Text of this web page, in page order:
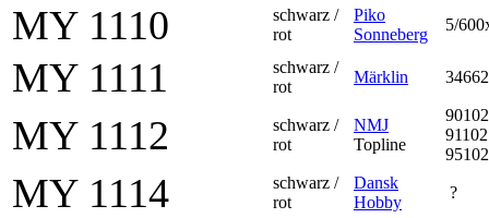
MY 1110
schwarz /
rot
Piko
Sonneberg
5/
MY 1111
schwarz /
rot
Märklin 34662
MY 1112
schwarz /
rot
NMJ
Topline
90102
91102
95102
MY 1114
schwarz /
rot
Dansk
Hobby
?